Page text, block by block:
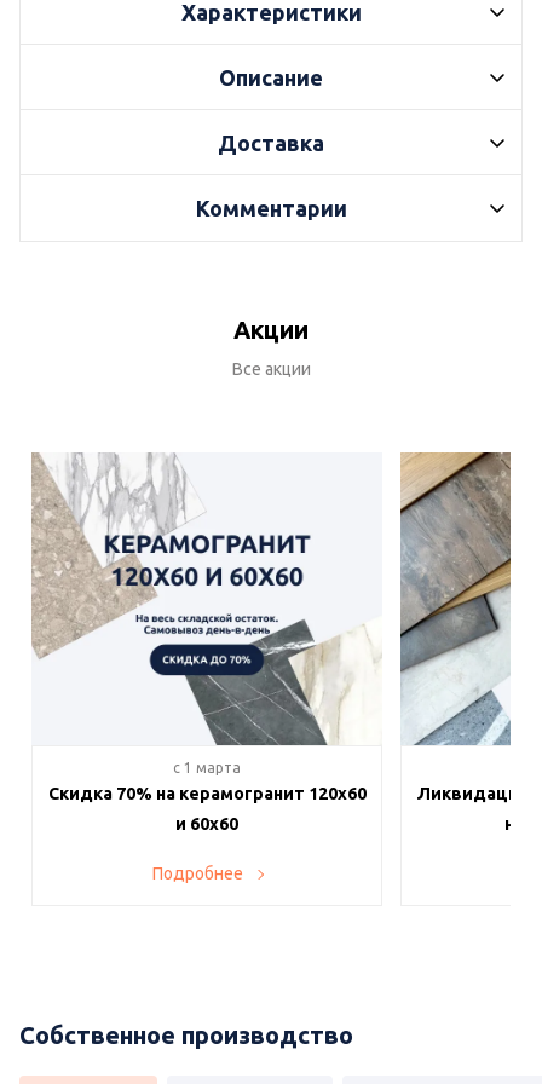
Характеристики
Описание
Доставка
Комментарии
Акции
Все акции
c 1 марта
Скидка 70% на керамогранит 120х60
и 60х60
Подробнее
Ликвидация
на
Собственное производство